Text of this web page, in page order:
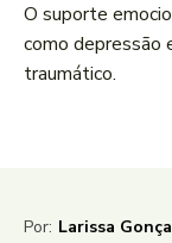
O suporte
como depressão
traumático.
Por: Larissa